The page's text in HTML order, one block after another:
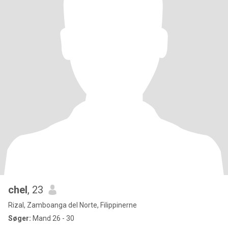
chel, 23
Rizal, Zamboanga del Norte, Filippinerne
Søger: Mand 26 - 30